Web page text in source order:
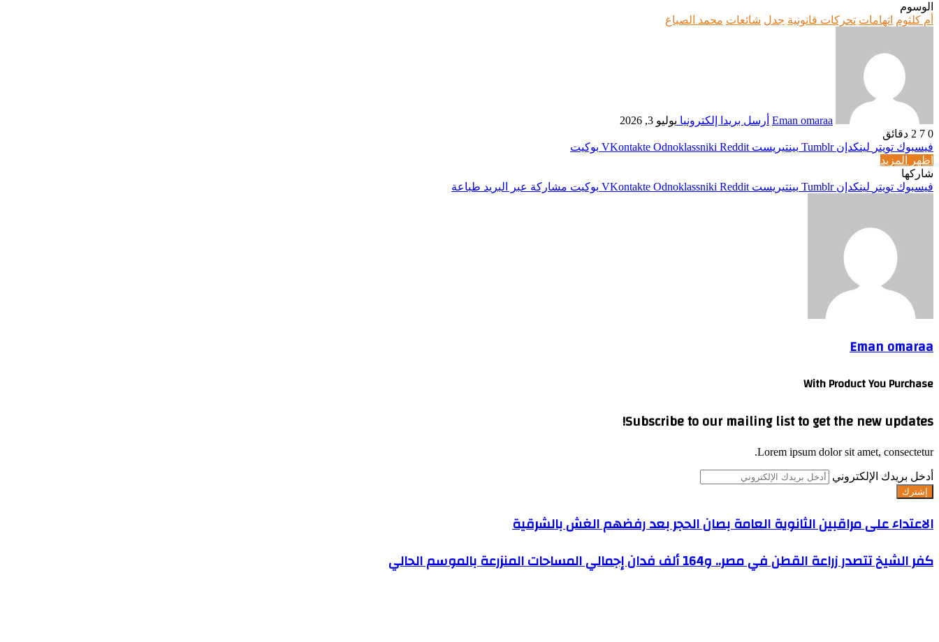
الوسوم
أم كلثوم اتهامات تحركات قانونية جدل شائعات محمد الصباغ
Eman omaraa أرسل بريدا إلكترونيا يوليو 3, 2026
0
2 دقائق
فيسبوك تويتر لينكدإن بينتيريست Odnoklassniki
بوكيت
اظهر المزيد
شاركها
فيسبوك تويتر لينكدإن بينتيريست Odnoklassniki بوكيت مشاركة عبر البريد طباعة
Eman omaraa
With Product You Purchase
Subscribe to our mailing list to get the new updates!
Lorem ipsum dolor sit amet, consectetur.
أدخل بريدك الإلكتروني
الاعتداء على مراقبين الثانوية العامة بصان الحجر بعد رفضهم الغش بالشرقية
كفر الشيخ تتصدر زراعة القطن في مصر.. و164 ألف فدان إجمالي المساحات المنزرعة بالموسم الحالي